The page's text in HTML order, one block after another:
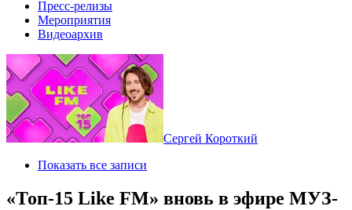
Пресс-релизы
Мероприятия
Видеоархив
Сергей Короткий
Показать все записи
«Топ-15 Like FM» вновь в эфире МУЗ-